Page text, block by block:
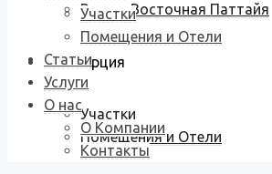
Виллы Восточная Паттайя
Коммерция
Участки
Помещения и Отели
Участки
Помещения и Отели
Статьи
Услуги
О нас
О Компании
Контакты